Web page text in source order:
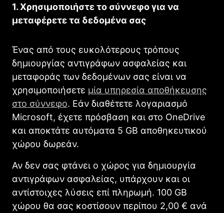
1. Χρησιμοποιήστε το σύννεφο για να
μεταφέρετε τα δεδομένα σας
Ένας από τους ευκολότερους τρόπους
δημιουργίας αντιγράφων ασφαλείας και
μεταφοράς των δεδομένων σας είναι να
χρησιμοποιήσετε μία υπηρεσία αποθήκευσης
στο σύννεφο. Εάν διαθέτετε λογαριασμό
Microsoft, έχετε πρόσβαση και στο OneDrive
και αποκτάτε αυτόματα 5 GB αποθηκευτικού
χώρου δωρεάν.
Αν δεν σας φτάνει ο χώρος για δημιουργία
αντιγράφων ασφαλείας, υπάρχουν και οι
αντίστοιχες λύσεις επί πληρωμή. 100 GB
χώρου θα σας κοστίσουν περίπου 2,00 € ανά